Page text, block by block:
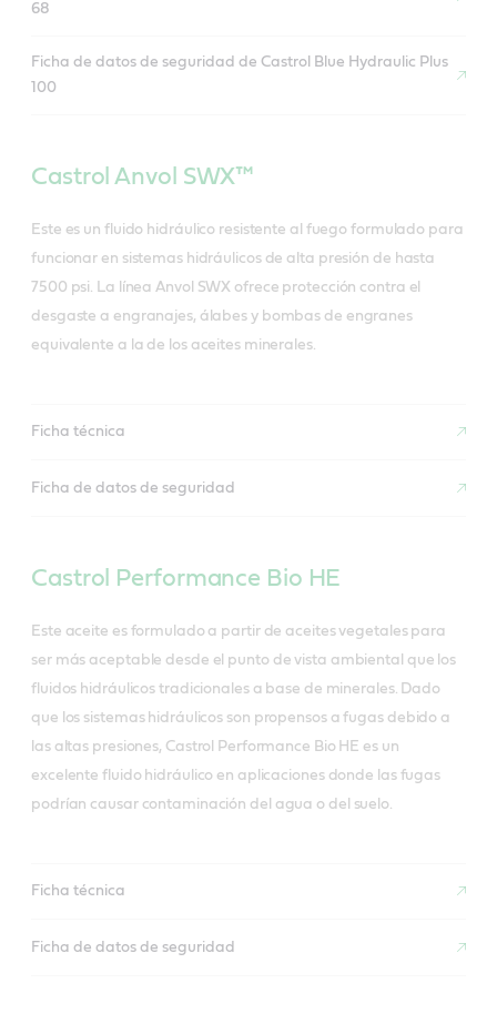
68
Ficha de datos de seguridad de Castrol Blue Hydraulic Plus
100
Castrol Anvol SWX™
Este es un fluido hidráulico resistente al fuego formulado para
funcionar en sistemas hidráulicos de alta presión de hasta
7500 psi. La línea Anvol SWX ofrece protección contra el
desgaste a engranajes, álabes y bombas de engranes
equivalente a la de los aceites minerales.
Ficha técnica
Ficha de datos de seguridad
Castrol Performance Bio HE
Este aceite es formulado a partir de aceites vegetales para
ser más aceptable desde el punto de vista ambiental que los
fluidos hidráulicos tradicionales a base de minerales. Dado
que los sistemas hidráulicos son propensos a fugas debido a
las altas presiones, Castrol Performance Bio HE es un
excelente fluido hidráulico en aplicaciones donde las fugas
podrían causar contaminación del agua o del suelo.
Ficha técnica
Ficha de datos de seguridad